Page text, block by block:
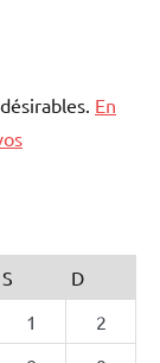
En
S
D
1
2